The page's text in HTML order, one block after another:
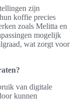
zijn
koffie precies
zoals Melitta en
mogelijk
wat zorgt voor
van digitale
kunnen